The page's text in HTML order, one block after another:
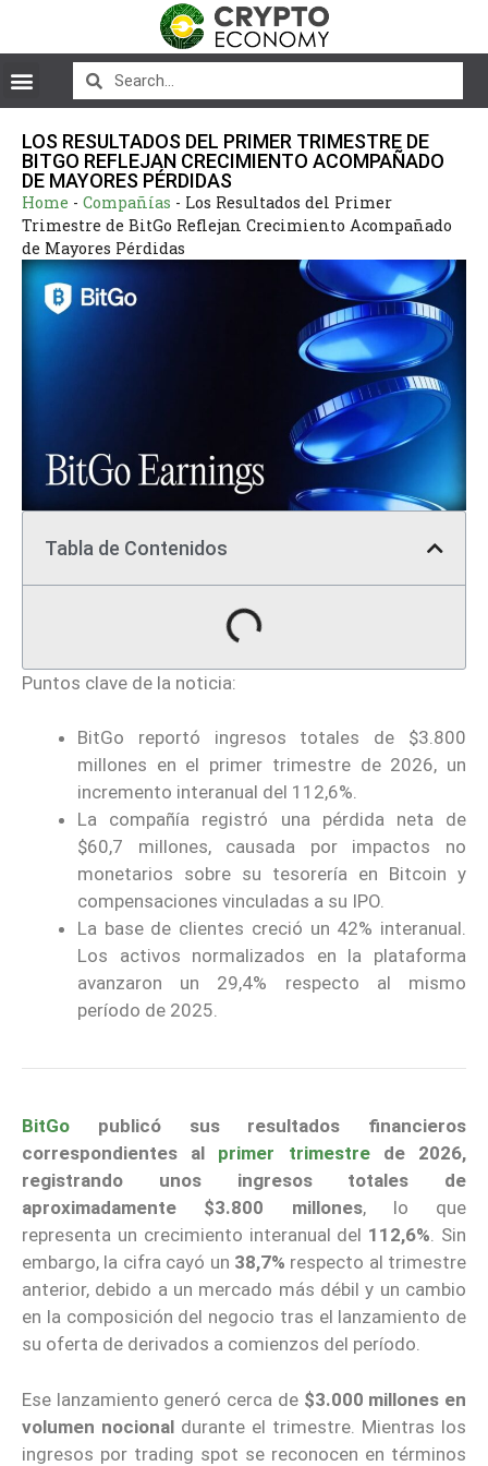
LOS RESULTADOS DEL PRIMER TRIMESTRE DE
BITGO REFLEJAN CRECIMIENTO ACOMPAÑADO
DE MAYORES PÉRDIDAS
Home - Compañías - Los Resultados del Primer
Trimestre de BitGo Reflejan Crecimiento Acompañado
de Mayores Pérdidas
Tabla de Contenidos
Puntos clave de la noticia:
BitGo reportó ingresos totales de $3.800
millones en el primer trimestre de 2026, un
incremento interanual del 112,6%.
La compañía registró una pérdida neta de
$60,7 millones, causada por impactos no
monetarios sobre su tesorería en Bitcoin y
compensaciones vinculadas a su IPO.
La base de clientes creció un 42% interanual.
Los activos normalizados en la plataforma
avanzaron un 29,4% respecto al mismo
período de 2025.
BitGo
publicó sus resultados financieros
correspondientes al primer trimestrede 2026,
registrando unos ingresos totales de
aproximadamente $3.800 millones, lo que
representa un crecimiento interanual del 112,6%. Sin
embargo, la cifra cayó un 38,7% respecto al trimestre
anterior, debido a un mercado más débil y un cambio
en la composición del negocio tras el lanzamiento de
su oferta de derivados a comienzos del período.
Ese lanzamiento generó cerca de$3.000 millones en
volumen nocional durante el trimestre. Mientras los
ingresos por trading spot se reconocen en términos